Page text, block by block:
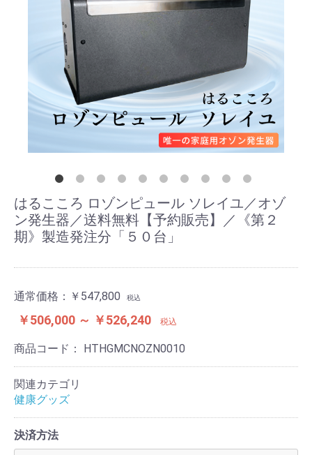
はるこころ ロゾンピュール ソレイユ／オゾ
ン発生器／送料無料【予約販売】／《第２
期》製造発注分「５０台」
通常価格： ￥547,800 税込
￥506,000 ～ ￥526,240 税込
商品コード： HTHGMCNOZN0010
関連カテゴリ
健康グッズ
決済方法